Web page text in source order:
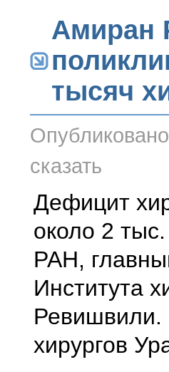
Амиран
тысяч
сказать
Дефицит
около 2
РАН,
Института
Ревишвили.
хирургов